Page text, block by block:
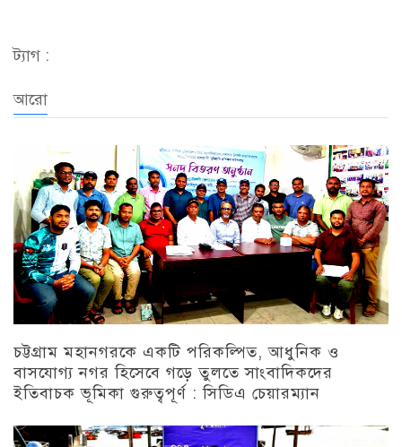
ট্যাগ :
আরো
চট্টগ্রাম মহানগরকে একটি পরিকল্পিত, আধুনিক ও
বাসযোগ্য নগর হিসেবে গড়ে তুলতে সাংবাদিকদের
ইতিবাচক ভূমিকা গুরুত্বপূর্ণ : সিডিএ চেয়ারম্যান